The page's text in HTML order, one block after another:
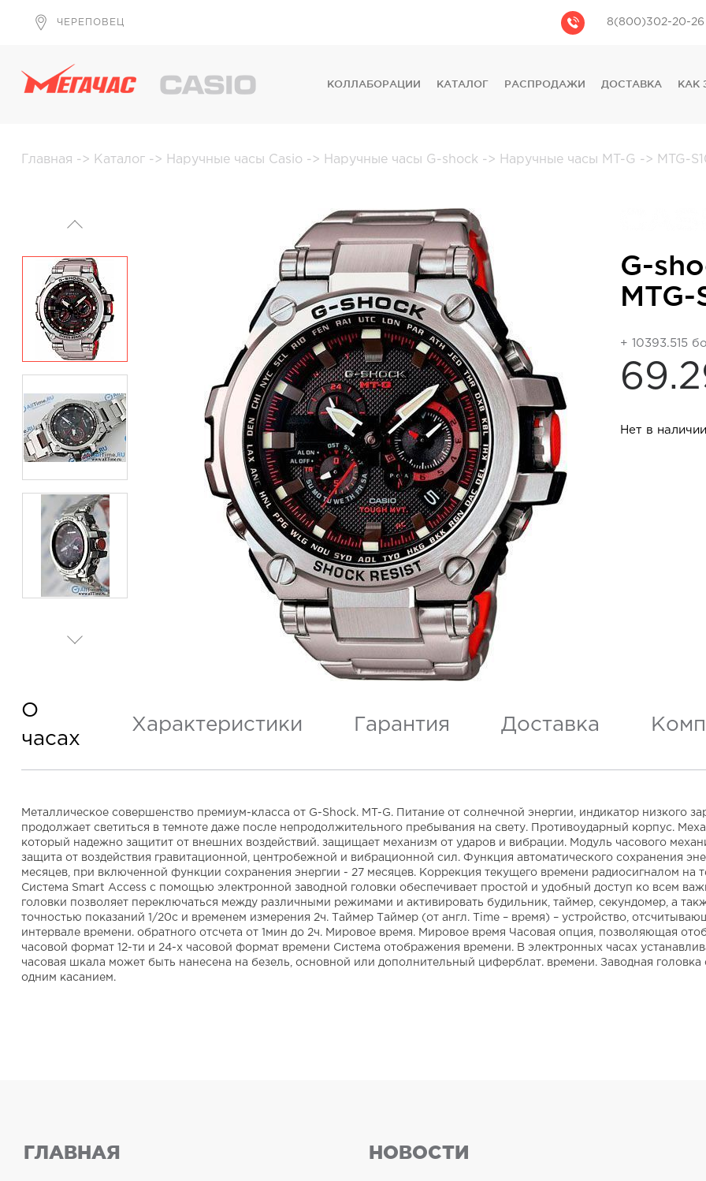
ЧЕРЕПОВЕЦ 8(800)302-20-26
КОЛЛАБОРАЦИИ
КАТАЛОГ
FOSSIL
DKNY
PHILIPP PLEIN
РАСПРОДАЖИ ДОСТАВКА КАК
Главная -> Каталог -> Наручные часы Casio -> Наручные часы G-shock -> Наручные часы MT-G -> MTG-
G-
+ 10393.515
Нет в наличии
О
часах
Характеристики Гарантия Доставка
Металлическое совершенство премиум-класса от G-Shock. MT-G. Питание от солнечной энергии, индикатор низкого
продолжает светиться в темноте даже после непродолжительного пребывания на свету. Противоударный корпус.
который надежно защитит от внешних воздействий. защищает механизм от ударов и вибрации. Модуль часового
защита от воздействия гравитационной, центробежной и вибрационной сил. Функция автоматического сохранения
месяцев, при включенной функции сохранения энергии - 27 месяцев. Коррекция текущего времени радиосигналом
Система Smart Access с помощью электронной заводной головки обеспечивает простой и удобный доступ ко всем
головки позволяет переключаться между различными режимами и активировать будильник, таймер, секундомер, а
точностью показаний 1/20с и временем измерения 2ч. Таймер Таймер (от англ. Time – время) – устройство,
интервале времени. обратного отсчета от 1мин до 2ч. Мировое время. Мировое время Часовая опция, позволяющая
часовой формат 12-ти и 24-х часовой формат времени Система отображения времени. В электронных часах
часовая шкала может быть нанесена на безель, основной или дополнительный циферблат. времени. Заводная
одним касанием.
ГЛАВНАЯ
НОВОСТИ